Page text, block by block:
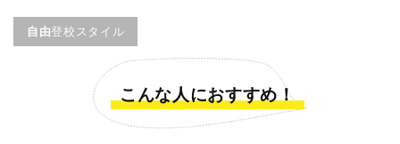
自由登校スタイル
こんな人におすすめ！